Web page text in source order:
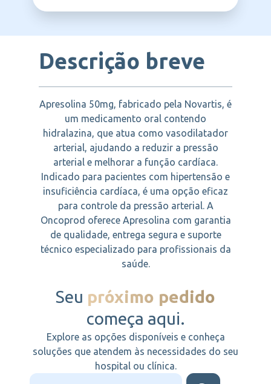
Descrição breve
Apresolina 50mg, fabricado pela Novartis, é
um medicamento oral contendo
hidralazina, que atua como vasodilatador
arterial, ajudando a reduzir a pressão
arterial e melhorar a função cardíaca.
Indicado para pacientes com hipertensão e
insuficiência cardíaca, é uma opção eficaz
para controle da pressão arterial. A
Oncoprod oferece Apresolina com garantia
de qualidade, entrega segura e suporte
técnico especializado para profissionais da
saúde.
Seu próximo pedido
começa aqui.
Explore as opções disponíveis e conheça
soluções que atendem às necessidades do seu
hospital ou clínica.